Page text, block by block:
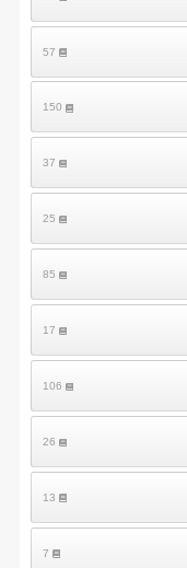
57
150
37
25
85
17
106
26
13
7